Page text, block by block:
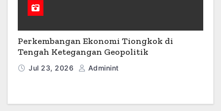
Perkembangan Ekonomi Tiongkok di
Tengah Ketegangan Geopolitik
Jul 23, 2026 Adminint